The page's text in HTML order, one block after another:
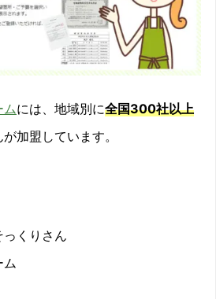
ムには、地域別に全国300社以上
加盟しています。
っくりさん
ム